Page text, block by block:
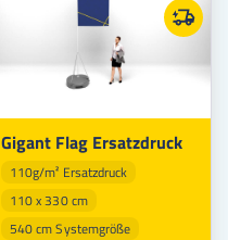
Gigant Flag Ersatzdruck
110g/m² Ersatzdruck
110 x 330 cm
540 cm Systemgröße